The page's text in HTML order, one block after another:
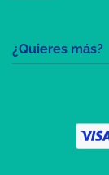
¿Quieres más?